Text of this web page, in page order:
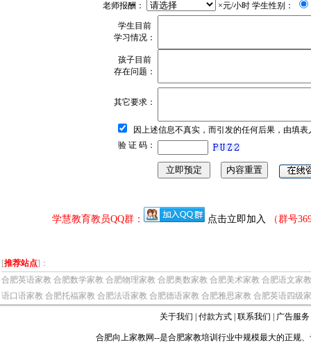
老师报酬： ×元/小时 学生性别：
学生目前
学习情况：
孩子目前
存在问题：
其它要求：
因上述信息不真实，而引发的任何后果，由填表
验 证 码：
学慧教育教员QQ群： 点击立即加入 （群号
[推荐站点]：
合肥英语家教 合肥数学家教 合肥物理家教 合肥奥数家教 合肥美术家教 合肥语文家教
语口语家教 合肥托福家教 合肥法语家教 合肥德语家教 合肥雅思家教 合肥英语四级
关于我们 付款方式 联系我们 广告服务
合肥向上家教网--是合肥家教培训行业中规模最大的正规